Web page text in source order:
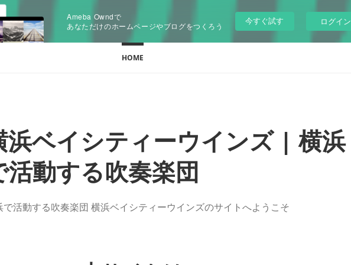
Ameba Owndで
あなただけのホームページやブログをつくろう
今すぐ試す ログイン
HOME
浜ベイシティーウインズ | 横浜
活動する吹奏楽団
で活動する吹奏楽団 横浜ベイシティーウインズのサイトへようこそ